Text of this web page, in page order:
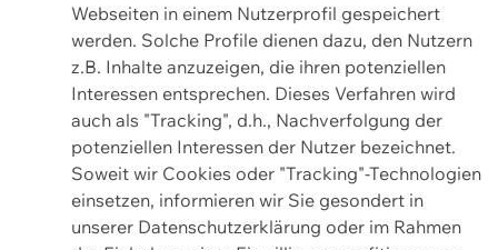
Webseiten in einem Nutzerprofil gespeichert
werden. Solche Profile dienen dazu, den Nutzern
z.B. Inhalte anzuzeigen, die ihren potenziellen
Interessen entsprechen. Dieses Verfahren wird
auch als "Tracking", d.h., Nachverfolgung der
potenziellen Interessen der Nutzer bezeichnet.
Soweit wir Cookies oder "Tracking"-Technologien
einsetzen, informieren wir Sie gesondert in
unserer Datenschutzerklärung oder im Rahmen